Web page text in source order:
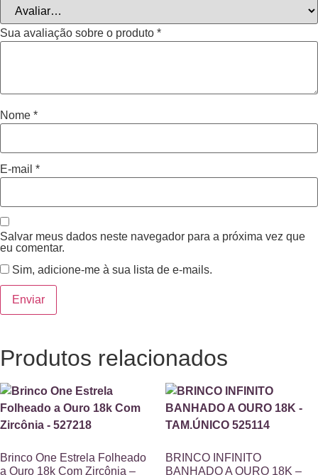
Sua avaliação sobre o produto *
Nome *
E-mail *
Salvar meus dados neste navegador para a próxima vez que
eu comentar.
Sim, adicione-me à sua lista de e-mails.
Produtos relacionados
Brinco One Estrela Folheado
a Ouro 18k Com Zircônia –
BRINCO INFINITO
BANHADO A OURO 18K –